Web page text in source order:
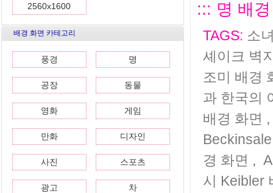
2560x1600
배경 화면 카테고리
풍경 명
공장 동물
영화 게임
만화 디자인
사진 스포츠
광고 차
::: 명 배
TAGS: 소
셰이크 벽
조미 배경
과 한국의
배경 화면
경 화면 ,
시 Keibler